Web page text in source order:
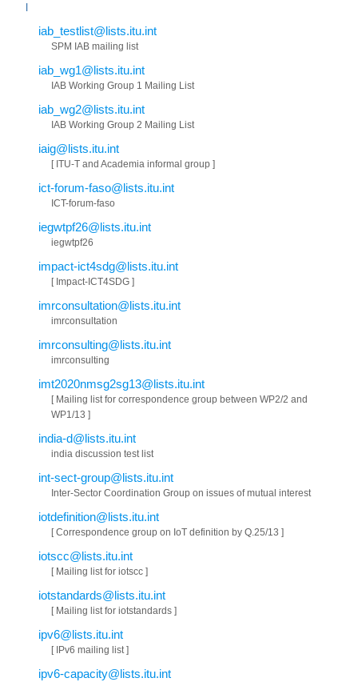
I
iab_testlist@lists.itu.int
SPM IAB mailing list
iab_wg1@lists.itu.int
IAB Working Group 1 Mailing List
iab_wg2@lists.itu.int
IAB Working Group 2 Mailing List
iaig@lists.itu.int
[ ITU-T and Academia informal group ]
ict-forum-faso@lists.itu.int
ICT-forum-faso
iegwtpf26@lists.itu.int
iegwtpf26
impact-ict4sdg@lists.itu.int
[ Impact-ICT4SDG ]
imrconsultation@lists.itu.int
imrconsultation
imrconsulting@lists.itu.int
imrconsulting
imt2020nmsg2sg13@lists.itu.int
[ Mailing list for correspondence group between WP2/2 and
WP1/13 ]
india-d@lists.itu.int
india discussion test list
int-sect-group@lists.itu.int
Inter-Sector Coordination Group on issues of mutual interest
iotdefinition@lists.itu.int
[ Correspondence group on IoT definition by Q.25/13 ]
iotscc@lists.itu.int
[ Mailing list for iotscc ]
iotstandards@lists.itu.int
[ Mailing list for iotstandards ]
ipv6@lists.itu.int
[ IPv6 mailing list ]
ipv6-capacity@lists.itu.int